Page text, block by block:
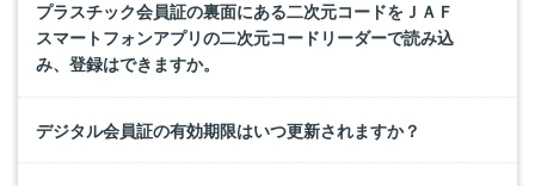
プラスチック会員証の裏面にある二次元コードをＪＡＦ
スマートフォンアプリの二次元コードリーダーで読み込
み、登録はできますか。
デジタル会員証の有効期限はいつ更新されますか？